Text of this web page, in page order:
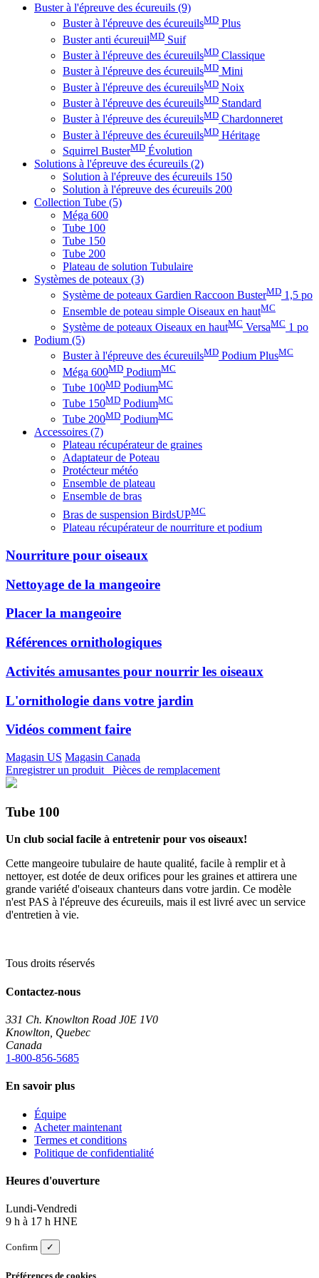
Buster à l'épreuve des écureuils (9)
Buster à l'épreuve des écureuilsMD Plus
Buster anti écureuilMD Suif
Buster à l'épreuve des écureuilsMD Classique
Buster à l'épreuve des écureuilsMD Mini
Buster à l'épreuve des écureuilsMD Noix
Buster à l'épreuve des écureuilsMD Standard
Buster à l'épreuve des écureuilsMD Chardonneret
Buster à l'épreuve des écureuilsMD Héritage
Squirrel BusterMD Évolution
Solutions à l'épreuve des écureuils (2)
Solution à l'épreuve des écureuils 150
Solution à l'épreuve des écureuils 200
Collection Tube (5)
Méga 600
Tube 100
Tube 150
Tube 200
Plateau de solution Tubulaire
Systèmes de poteaux (3)
Système de poteaux Gardien Raccoon BusterMD 1,5 po
Ensemble de poteau simple Oiseaux en hautMC
Système de poteaux Oiseaux en hautMC VersaMC 1 po
Podium (5)
Buster à l'épreuve des écureuilsMD Podium PlusMC
Méga 600MD PodiumMC
Tube 100MD PodiumMC
Tube 150MD PodiumMC
Tube 200MD PodiumMC
Accessoires (7)
Plateau récupérateur de graines
Adaptateur de Poteau
Protécteur météo
Ensemble de plateau
Ensemble de bras
Bras de suspension BirdsUPMC
Plateau récupérateur de nourriture et podium
Nourriture pour oiseaux
Nettoyage de la mangeoire
Placer la mangeoire
Références ornithologiques
Activités amusantes pour nourrir les oiseaux
L'ornithologie dans votre jardin
Vidéos comment faire
Magasin US Magasin Canada
Enregistrer un produit Pièces de remplacement
Tube 100
Un club social facile à entretenir pour vos oiseaux!
Cette mangeoire tubulaire de haute qualité, facile à remplir et à
nettoyer, est dotée de deux orifices pour les graines et attirera une
grande variété d'oiseaux chanteurs dans votre jardin. Ce modèle
n'est PAS à l'épreuve des écureuils, mais il est livré avec un service
d'entretien à vie.
Tous droits réservés
Contactez-nous
331 Ch. Knowlton Road J0E 1V0
Knowlton, Quebec
Canada
1-800-856-5685
En savoir plus
Équipe
Acheter maintenant
Termes et conditions
Politique de confidentialité
Heures d'ouverture
Lundi-Vendredi
9 h à 17 h HNE
Confirm ✓
Préférences de cookies